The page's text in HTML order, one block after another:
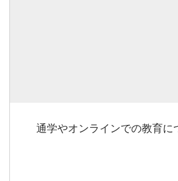
通学やオンラインでの教育に